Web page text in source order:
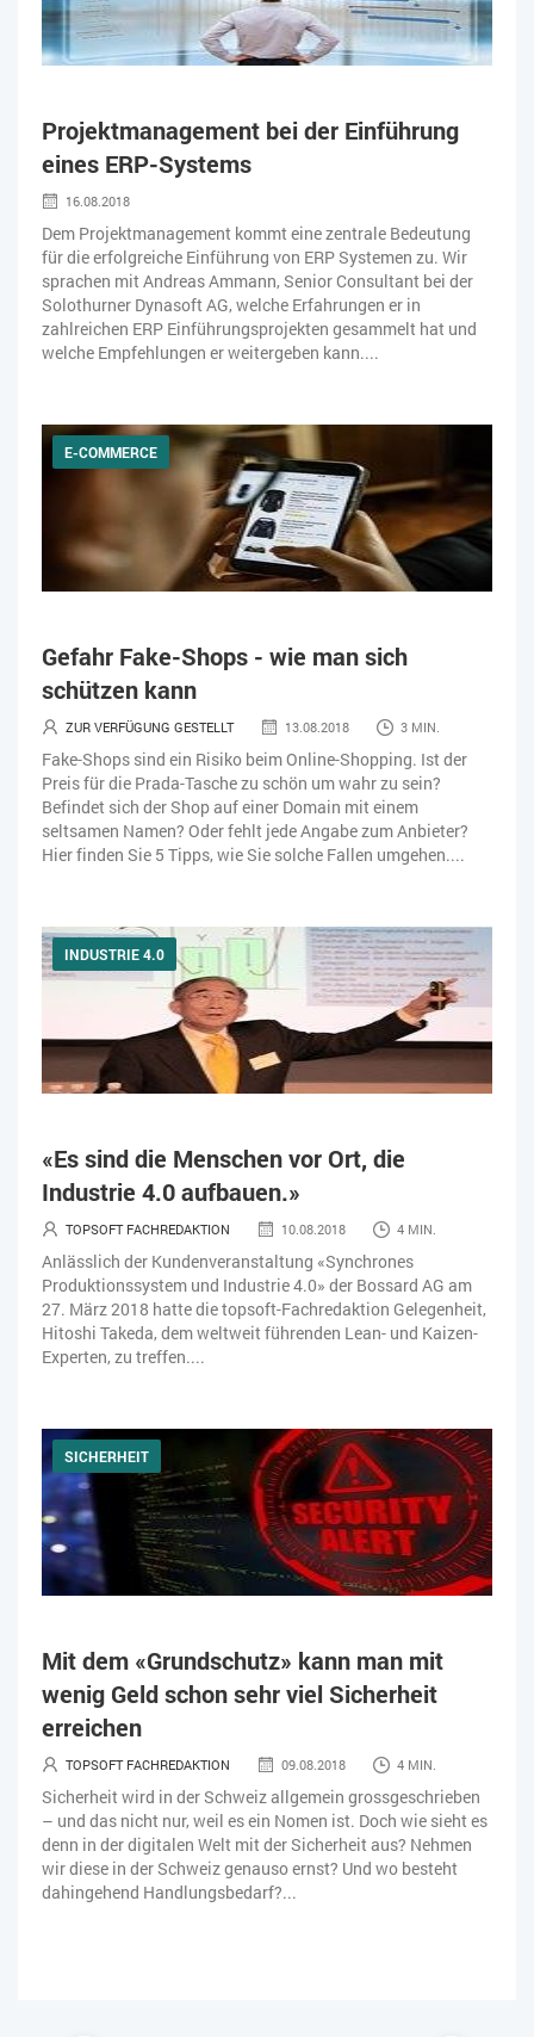
Projektmanagement bei der Einführung
eines ERP-Systems
16.08.2018
Dem Projektmanagement kommt eine zentrale Bedeutung
für die erfolgreiche Einführung von ERP Systemen zu. Wir
sprachen mit Andreas Ammann, Senior Consultant bei der
Solothurner Dynasoft AG, welche Erfahrungen er in
zahlreichen ERP Einführungsprojekten gesammelt hat und
welche Empfehlungen er weitergeben kann....
E-COMMERCE
Gefahr Fake-Shops - wie man sich
schützen kann
ZUR VERFÜGUNG GESTELLT 13.08.2018 3 MIN.
Fake-Shops sind ein Risiko beim Online-Shopping. Ist der
Preis für die Prada-Tasche zu schön um wahr zu sein?
Befindet sich der Shop auf einer Domain mit einem
seltsamen Namen? Oder fehlt jede Angabe zum Anbieter?
Hier finden Sie 5 Tipps, wie Sie solche Fallen umgehen....
INDUSTRIE 4.0
«Es sind die Menschen vor Ort, die
Industrie 4.0 aufbauen.»
TOPSOFT FACHREDAKTION 10.08.2018 4 MIN.
Anlässlich der Kundenveranstaltung «Synchrones
Produktionssystem und Industrie 4.0» der Bossard AG am
27. März 2018 hatte die topsoft-Fachredaktion Gelegenheit,
Hitoshi Takeda, dem weltweit führenden Lean- und Kaizen-
Experten, zu treffen....
SICHERHEIT
Mit dem «Grundschutz» kann man mit
wenig Geld schon sehr viel Sicherheit
erreichen
TOPSOFT FACHREDAKTION 09.08.2018 4 MIN.
Sicherheit wird in der Schweiz allgemein grossgeschrieben
– und das nicht nur, weil es ein Nomen ist. Doch wie sieht es
denn in der digitalen Welt mit der Sicherheit aus? Nehmen
wir diese in der Schweiz genauso ernst? Und wo besteht
dahingehend Handlungsbedarf?...